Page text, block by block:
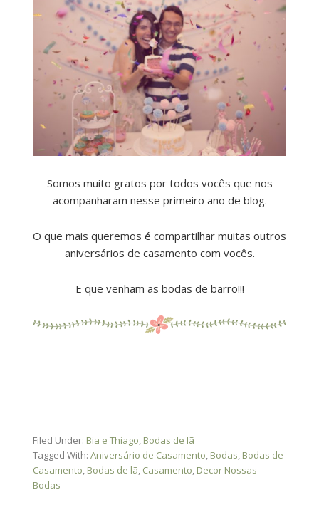
Somos muito gratos por todos vocês que nos
acompanharam nesse primeiro ano de blog.
O que mais queremos é compartilhar muitas outros
aniversários de casamento com vocês.
E que venham as bodas de barro!!!
Filed Under: Bia e Thiago Bodas de lã
Tagged With: Aniversário de Casamento Bodas Bodas de
Casamento Bodas de lã Casamento Decor Nossas
Bodas